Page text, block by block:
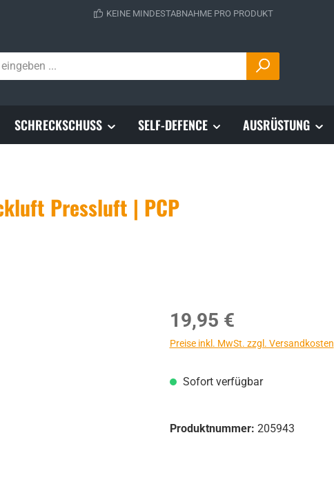
KEINE MINDESTABNAHME PRO PRODUKT
SCHRECKSCHUSS SELF-DEFENCE AUSRÜSTUNG
Pressluft | PCP
Regulärer Preis:
19,95 €
Preise inkl. MwSt. zzgl. Versandkosten
Sofort verfügbar
Produktnummer: 205943